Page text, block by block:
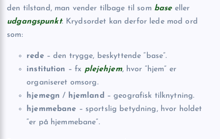
den tilstand, man vender tilbage til som baseeller
udgangspunkt. Krydsordet kan derfor lede mod ord
som:
rede– den trygge, beskyttende “base”.
institution – fx plejehjem, hvor “hjem” er
organiseret omsorg.
hjemegn / hjemland – geografisk tilknytning.
hjemmebane – sportslig betydning, hvor holdet
“er på hjemmebane”.